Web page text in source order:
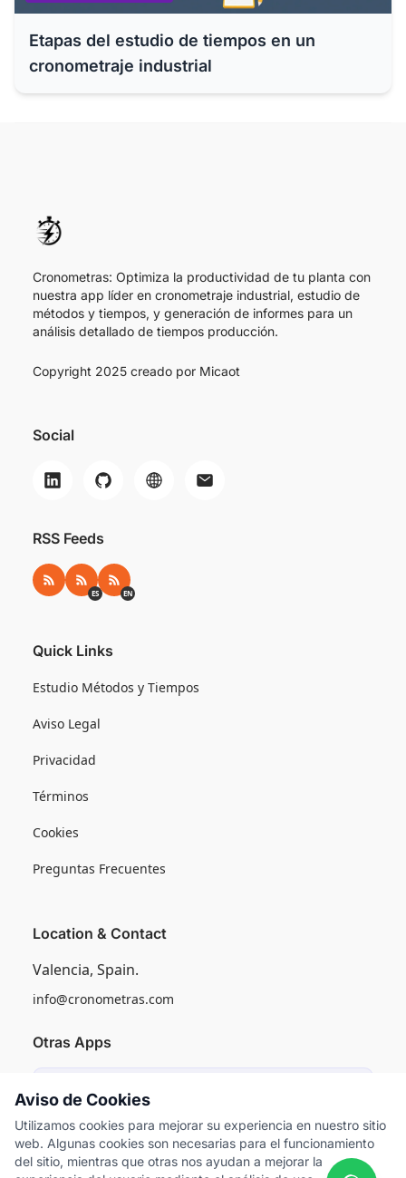
Etapas del estudio de tiempos en un
cronometraje industrial
Cronometras: Optimiza la productividad de tu planta con
nuestra app líder en cronometraje industrial, estudio de
métodos y tiempos, y generación de informes para un
análisis detallado de tiempos producción.
Copyright 2025 creado por Micaot
Social
RSS Feeds
RSS RSS ES
ES RSS EN
EN
Quick Links
Estudio Métodos y Tiempos
Aviso Legal
Privacidad
Términos
Cookies
Preguntas Frecuentes
Location & Contact
Valencia, Spain.
info@cronometras.com
Otras Apps
Control de Producción Industrial
Worksamp
Muestreo del Trabajo
Aviso de Cookies
Utilizamos cookies para mejorar su experiencia en nuestro sitio
web. Algunas cookies son necesarias para el funcionamiento
del sitio, mientras que otras nos ayudan a mejorar la